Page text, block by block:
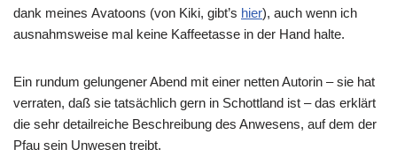
dank meines Avatoons (von Kiki, gibt’s hier), auch wenn ich
ausnahmsweise mal keine Kaffeetasse in der Hand halte.
Ein rundum gelungener Abend mit einer netten Autorin – sie hat
verraten, daß sie tatsächlich gern in Schottland ist – das erklärt
die sehr detailreiche Beschreibung des Anwesens, auf dem der
Pfau sein Unwesen treibt.